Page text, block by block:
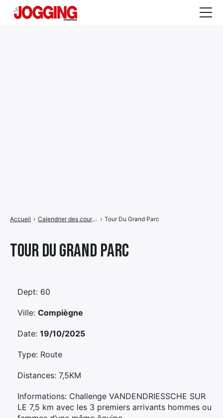
Tour Du Grand Parc
Accueil › Calendrier des courses › Tour Du Grand Parc
Dept: 60
Ville: Compiègne
Date: 19/10/2025
Type: Route
Distances: 7,5KM
Informations: Challenge VANDENDRIESSCHE SUR
LE 7,5 km avec les 3 premiers arrivants hommes ou
de Élément